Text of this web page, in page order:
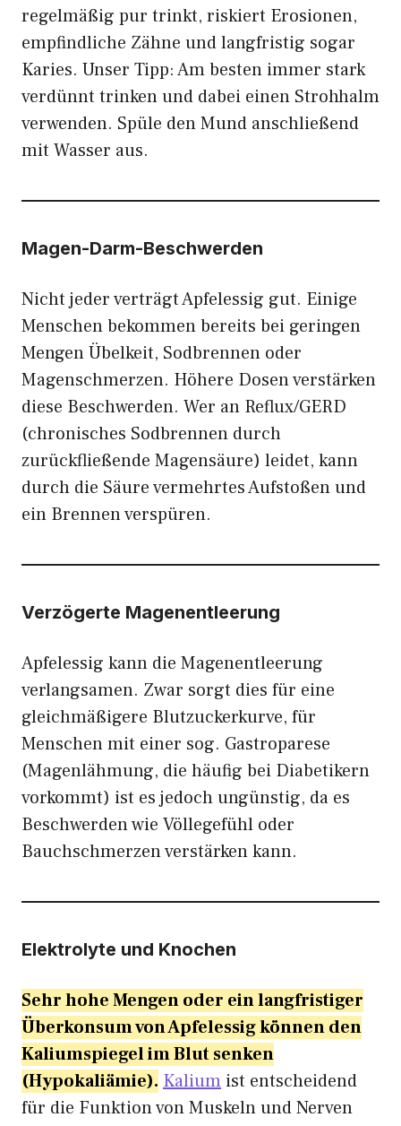
regelmäßig pur trinkt, riskiert Erosionen,
empfindliche Zähne und langfristig sogar
Karies. Unser Tipp: Am besten immer stark
verdünnt trinken und dabei einen Strohhalm
verwenden. Spüle den Mund anschließend
mit Wasser aus.
Magen-Darm-Beschwerden
Nicht jeder verträgt Apfelessig gut. Einige
Menschen bekommen bereits bei geringen
Mengen Übelkeit, Sodbrennen oder
Magenschmerzen. Höhere Dosen verstärken
diese Beschwerden. Wer an Reflux/GERD
(chronisches Sodbrennen durch
zurückfließende Magensäure) leidet, kann
durch die Säure vermehrtes Aufstoßen und
ein Brennen verspüren.
Verzögerte Magenentleerung
Apfelessig kann die Magenentleerung
verlangsamen. Zwar sorgt dies für eine
gleichmäßigere Blutzuckerkurve, für
Menschen mit einer sog. Gastroparese
(Magenlähmung, die häufig bei Diabetikern
vorkommt) ist es jedoch ungünstig, da es
Beschwerden wie Völlegefühl oder
Bauchschmerzen verstärken kann.
Elektrolyte und Knochen
Sehr hohe Mengen oder ein langfristiger
Überkonsum von Apfelessig können den
Kaliumspiegel im Blut senken
(Hypokaliämie). Kalium ist entscheidend
für die Funktion von Muskeln und Nerven